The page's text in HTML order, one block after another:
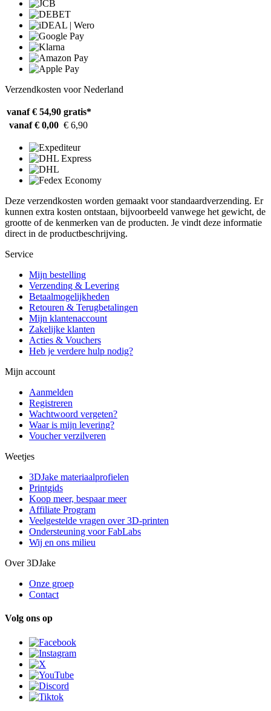
Verzendkosten voor Nederland
vanaf € 54,90 gratis*
vanaf € 0,00 € 6,90
Deze verzendkosten worden gemaakt voor standaardverzending. Er
kunnen extra kosten ontstaan, bijvoorbeeld vanwege het gewicht, de
grootte of de kenmerken van de producten. Je vindt deze informatie
direct in de productbeschrijving.
Service
Mijn bestelling
Verzending & Levering
Betaalmogelijkheden
Retouren & Terugbetalingen
Mijn klantenaccount
Zakelijke klanten
Acties & Vouchers
Heb je verdere hulp nodig?
Mijn account
Aanmelden
Registreren
Wachtwoord vergeten?
Waar is mijn levering?
Voucher verzilveren
Weetjes
3DJake materiaalprofielen
Printgids
Koop meer, bespaar meer
Affiliate Program
Veelgestelde vragen over 3D-printen
Ondersteuning voor FabLabs
Wij en ons milieu
Over 3DJake
Onze groep
Contact
Volg ons op